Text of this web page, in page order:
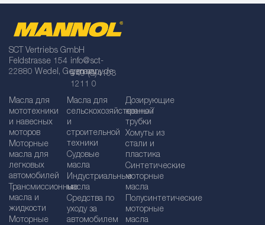
SCT Vertriebs GmbH
Feldstrasse 154
22880 Wedel, Germany
info@sct-
germany.de
+49 (0)4103
1211 0
Масла для
мототехники
и навесных
моторов
Моторные
масла для
легковых
автомобилей
Трансмиссионные
масла и
жидкости
Моторные
Масла для
сельскохозяйственной
и
строительной
техники
Судовые
масла
Индустриальные
масла
Средства по
уходу за
автомобилем
Дозирующие
краны /
трубки
Хомуты из
стали и
пластика
Синтетические
моторные
масла
Полусинтетические
моторные
масла